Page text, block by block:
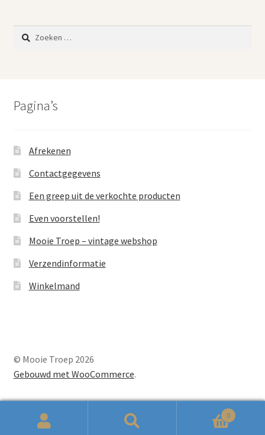
Zoeken
naar:
Pagina’s
Afrekenen
Contactgegevens
Een greep uit de verkochte producten
Even voorstellen!
Mooie Troep – vintage webshop
Verzendinformatie
Winkelmand
© Mooie Troep 2026
Gebouwd met WooCommerce.
0